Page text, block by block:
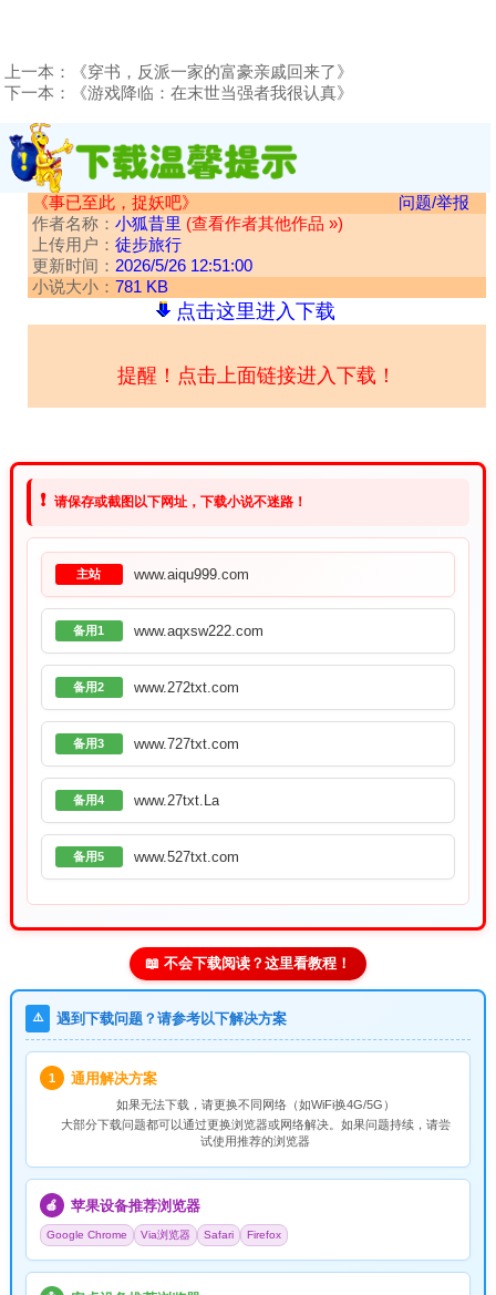
上一本：
《穿书，反派一家的富豪亲戚回来了》
下一本：
《游戏降临：在末世当强者我很认真》
《事已至此，捉妖吧》
问题/举报
作者名称： 小狐昔里 (查看作者其他作品 »)
上传用户： 徒步旅行
更新时间： 2026/5/26 12:51:00
小说大小： 781 KB
点击这里进入下载
提醒！点击上面链接进入下载！
❗ 请保存或截图以下网址，下载小说不迷路！
主站 www.aiqu999.com
备用1 www.aqxsw222.com
备用2 www.272txt.com
备用3 www.727txt.com
备用4 www.27txt.La
备用5 www.527txt.com
📖 不会下载阅读？这里看教程！
⚠️ 遇到下载问题？请参考以下解决方案
1 通用解决方案
如果无法下载，请更换不同网络（如WiFi换4G/5G）
大部分下载问题都可以通过更换浏览器或网络解决。如果问题持续，请尝
试使用推荐的浏览器
🍎 苹果设备推荐浏览器
Google Chrome Via浏览器 Safari Firefox